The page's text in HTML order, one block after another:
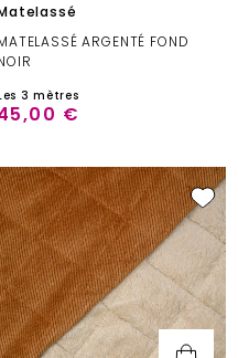
ARGENTÉ FOND
3 mètres
€